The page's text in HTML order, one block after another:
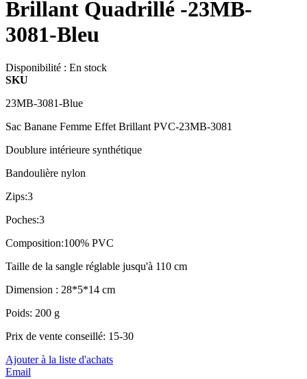
Brillant Quadrillé -23MB-
3081-Bleu
Disponibilité : En stock
SKU
23MB-3081-Blue
Sac Banane Femme Effet Brillant PVC-23MB-3081
Doublure intérieure synthétique
Bandoulière nylon
Zips:3
Poches:3
Composition:100% PVC
Taille de la sangle réglable jusqu'à 110 cm
Dimension : 28*5*14 cm
Poids: 200 g
Prix de vente conseillé: 15-30
Ajouter à la liste d'achats
Email